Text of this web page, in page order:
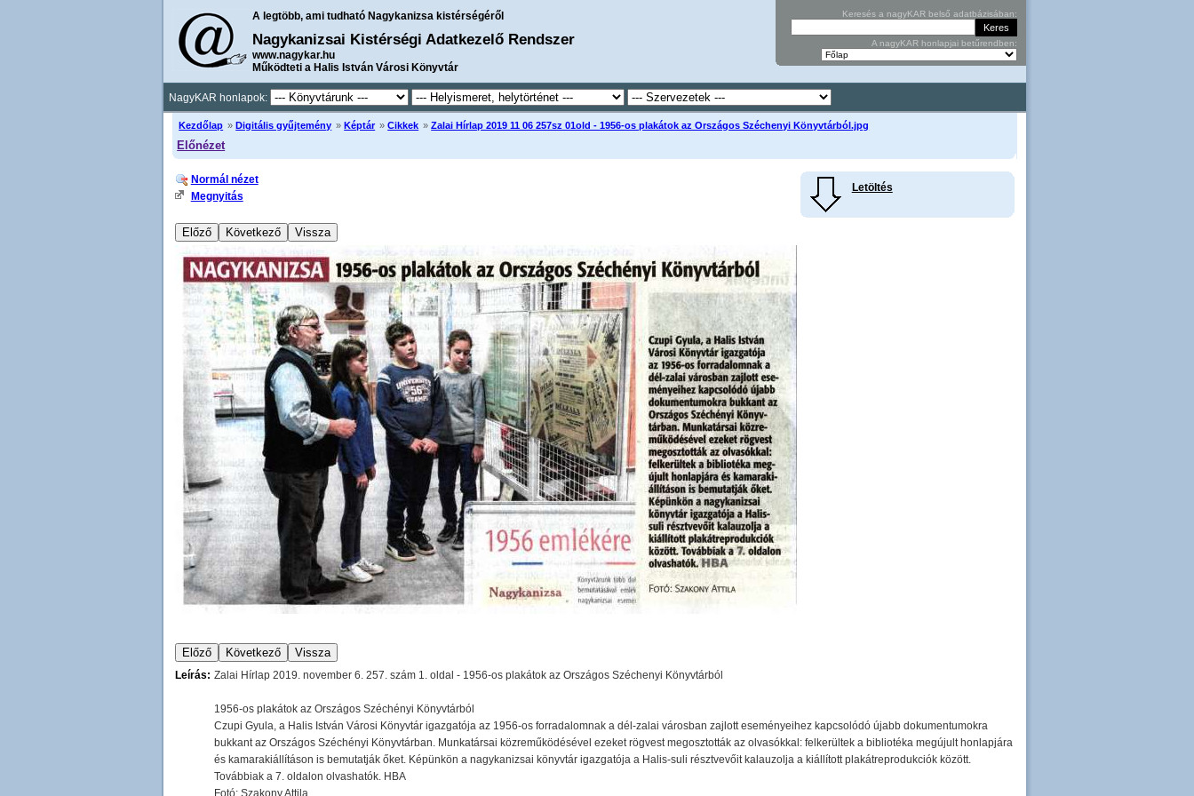
A legtöbb, ami tudható Nagykanizsa kistérségéről
Nagykanizsai Kistérségi Adatkezelő Rendszer
www.nagykar.hu
Működteti a Halis István Városi Könyvtár
Keresés a nagyKAR belső adatbázisában:
A nagyKAR honlapjai betűrendben:
NagyKAR honlapok:
Kezdőlap » Digitális gyűjtemény » Képtár »Cikkek »Zalai Hírlap 2019 11 06 257sz 01old - 1956-os plakátok az Országos Széchenyi Könyvtárból.jpg
Előnézet
Letöltés
Normál nézet
Megnyitás
Leírás: Zalai Hírlap 2019. november 6. 257. szám 1. oldal - 1956-os plakátok az Országos Széchenyi Könyvtárból
1956-os plakátok az Országos Széchényi Könyvtárból
Czupi Gyula, a Halis István Városi Könyvtár igazgatója az 1956-os forradalomnak a dél-zalai városban zajlott eseményeihez kapcsolódó újabb dokumentumokra
bukkant az Országos Széchényi Könyvtárban. Munkatársai közreműködésével ezeket rögvest megosztották az olvasókkal: felkerültek a bibliotéka megújult honlapjára
és kamarakiállításon is bemutatják őket. Képünkön a nagykanizsai könyvtár igazgatója a Halis-suli résztvevőit kalauzolja a kiállított plakátreprodukciók között.
Továbbiak a 7. oldalon olvashatók. HBA
Fotó: Szakony Attila